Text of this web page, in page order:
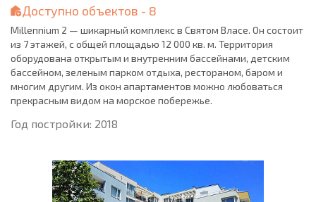
Доступно объектов - 8
Millennium 2 — шикарный комплекс в Святом Власе. Он состоит
из 7 этажей, с общей площадью 12 000 кв. м. Территория
оборудована открытым и внутренним бассейнами, детским
бассейном, зеленым парком отдыха, рестораном, баром и
многим другим. Из окон апартаментов можно любоваться
прекрасным видом на морское побережье.
Год постройки: 2018